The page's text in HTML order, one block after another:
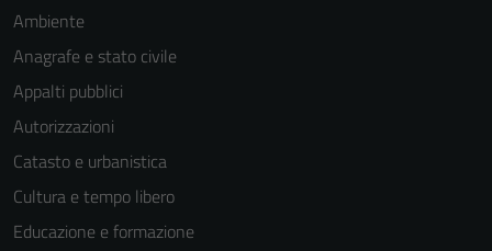
Ambiente
Anagrafe e stato civile
Appalti pubblici
Autorizzazioni
Catasto e urbanistica
Cultura e tempo libero
Educazione e formazione